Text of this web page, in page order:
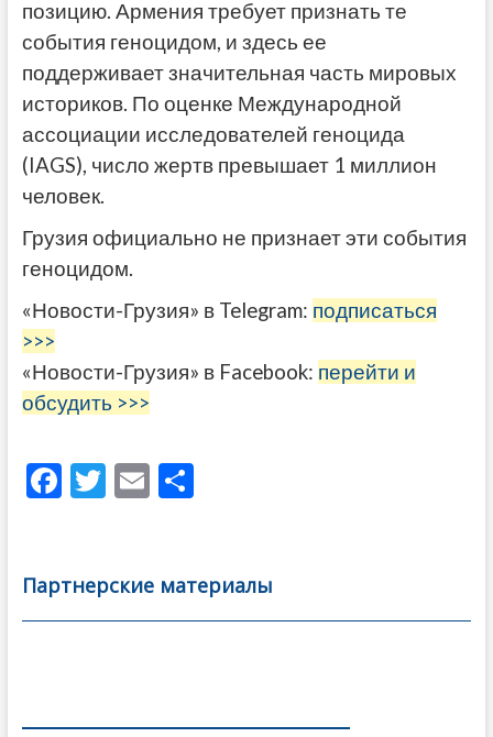
позицию. Армения требует признать те
события геноцидом, и здесь ее
поддерживает значительная часть мировых
историков. По оценке Международной
ассоциации исследователей геноцида
(IAGS), число жертв превышает 1 миллион
человек.
Грузия официально не признает эти события
геноцидом.
«Новости-Грузия» в Telegram: подписаться
>>>
«Новости-Грузия» в Facebook: перейти и
обсудить >>>
F
b
o
T
er
E
l
О
а
в
Партнерские материалы
по